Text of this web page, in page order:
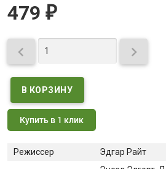
479 ₽
 
Купить в 1 клик
Режиссер Эдгар Райт